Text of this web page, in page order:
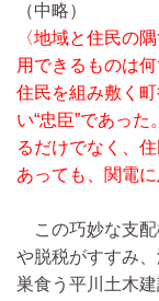
（中略）
〈地域と住民の
用できるものは
住民を組み敷く
い“忠臣”であっ
るだけでなく、
あっても、関電に
この巧妙な支配
や脱税がすすみ
巣食う平川土木